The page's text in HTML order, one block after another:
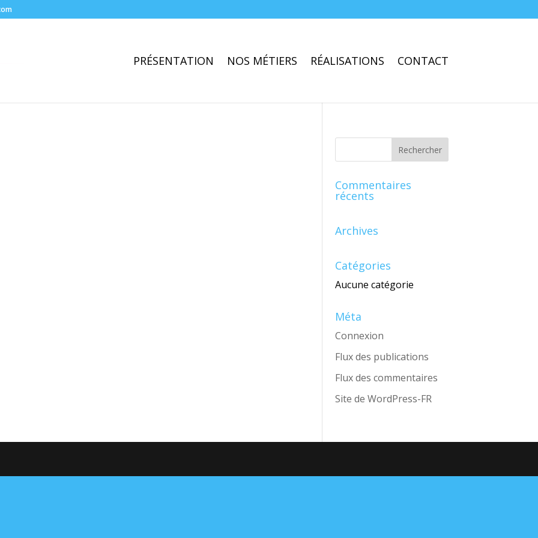
PRÉSENTATION NOS MÉTIERS RÉALISATIONS CONTACT
Commentaires
récents
Archives
Catégories
Aucune catégorie
Méta
Connexion
Flux des publications
Flux des commentaires
Site de WordPress-FR